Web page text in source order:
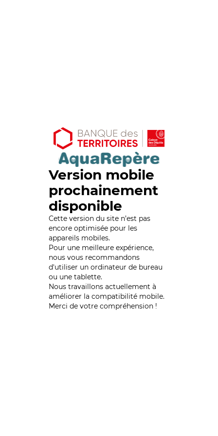
Version mobile
prochainement
disponible
Cette version du site n’est pas
encore optimisée pour les
appareils mobiles.
Pour une meilleure expérience,
nous vous recommandons
d'utiliser un ordinateur de bureau
ou une tablette.
Nous travaillons actuellement à
améliorer la compatibilité mobile.
Merci de votre compréhension !